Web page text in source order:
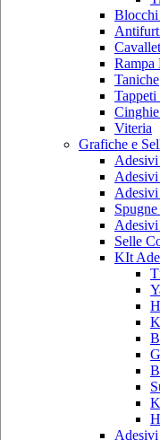
Blocchi
Rampa
Taniche
Viteria
Grafiche e
Adesivi
Selle
KIt